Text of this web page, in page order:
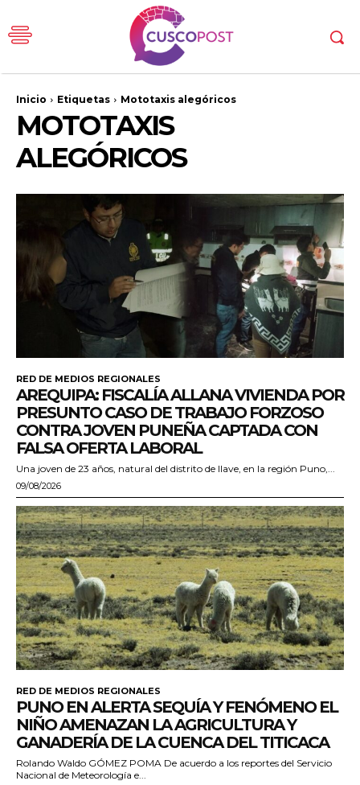
Inicio Etiquetas Mototaxis alegóricos
MOTOTAXIS
ALEGÓRICOS
RED DE MEDIOS REGIONALES
AREQUIPA: FISCALÍA ALLANA VIVIENDA POR
PRESUNTO CASO DE TRABAJO FORZOSO
CONTRA JOVEN PUNEÑA CAPTADA CON
FALSA OFERTA LABORAL
Una joven de 23 años, natural del distrito de Ilave, en la región Puno,...
09/08/2026
RED DE MEDIOS REGIONALES
PUNO EN ALERTA SEQUÍA Y FENÓMENO EL
NIÑO AMENAZAN LA AGRICULTURA Y
GANADERÍA DE LA CUENCA DEL TITICACA
Rolando Waldo GÓMEZ POMA De acuerdo a los reportes del Servicio
Nacional de Meteorología e...